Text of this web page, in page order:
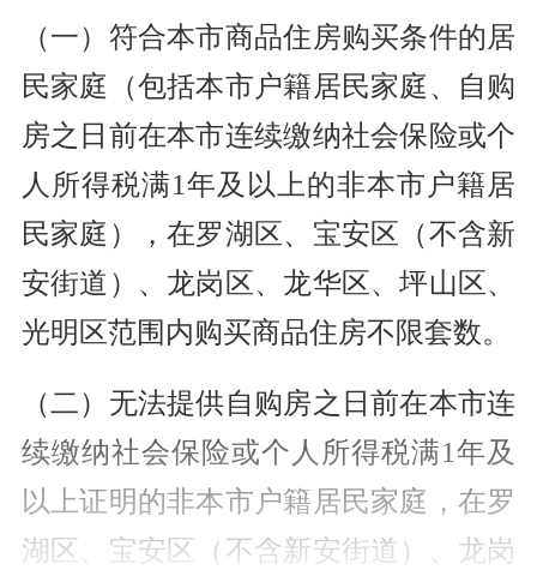
（一）符合本市商品住房购买条件的居
民家庭（包括本市户籍居民家庭、自购
房之日前在本市连续缴纳社会保险或个
人所得税满1年及以上的非本市户籍居
民家庭），在罗湖区、宝安区（不含新
安街道）、龙岗区、龙华区、坪山区、
光明区范围内购买商品住房不限套数。
（二）无法提供自购房之日前在本市连
续缴纳社会保险或个人所得税满1年及
以上证明的非本市户籍居民家庭，在罗
湖区、宝安区（不含新安街道）、龙岗